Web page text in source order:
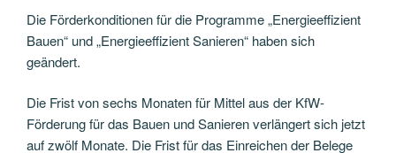
Die Förderkonditionen für die Programme „Energieeffizient
Bauen“ und „Energieeffizient Sanieren“ haben sich
geändert.
Die Frist von sechs Monaten für Mittel aus der KfW-
Förderung für das Bauen und Sanieren verlängert sich jetzt
auf zwölf Monate. Die Frist für das Einreichen der Belege